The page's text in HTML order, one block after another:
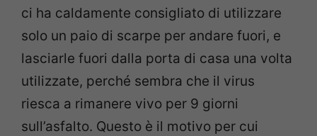
ci ha caldamente consigliato di utilizzare
solo un paio di scarpe per andare fuori, e
lasciarle fuori dalla porta di casa una volta
utilizzate, perché sembra che il virus
riesca a rimanere vivo per 9 giorni
sull’asfalto. Questo è il motivo per cui